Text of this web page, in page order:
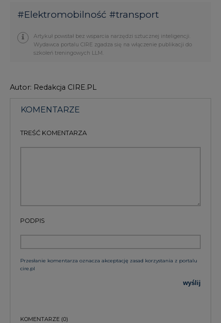
#Elektromobilność #transport
Artykuł powstał bez wsparcia narzędzi sztucznej inteligencji.
Wydawca portalu CIRE zgadza się na włączenie publikacji do
szkoleń treningowych LLM.
Autor: Redakcja CIRE.PL
KOMENTARZE
TREŚĆ KOMENTARZA
PODPIS
Przesłanie komentarza oznacza akceptację zasad korzystania z portalu
cire.pl
wyślij
KOMENTARZE (0)